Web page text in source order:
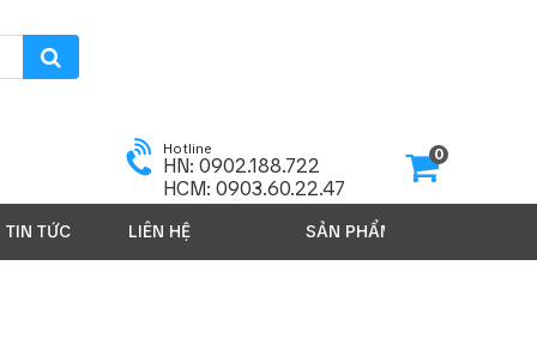
Hotline
HN: 0902.188.722
HCM: 0903.60.22.47
0
TIN TỨC LIÊN HỆ SẢN PHẨM 2026